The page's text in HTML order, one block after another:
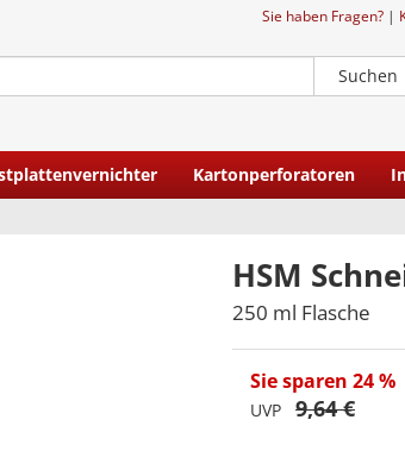
Sie haben Fragen? |
Suchen
Kartonperforatoren
HSM
250 ml Flasche
Sie sparen 24 %
UVP 9,64 €